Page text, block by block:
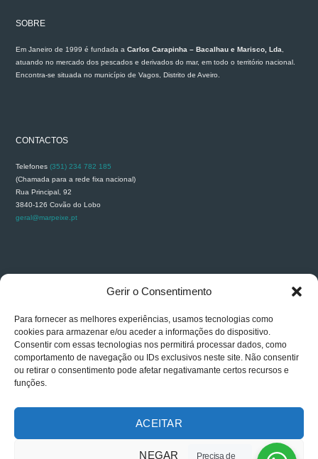
Gerir o Consentimento
Para fornecer as melhores experiências, usamos tecnologias como
cookies para armazenar e/ou aceder a informações do dispositivo.
Consentir com essas tecnologias nos permitirá processar dados, como
comportamento de navegação ou IDs exclusivos neste site. Não consentir
ou retirar o consentimento pode afetar negativamante certos recursos e
funções.
ACEITAR
NEGAR
SOBRE
Em Janeiro de 1999 é fundada aCarlos Carapinha – Bacalhau e Marisco, Lda
atuando no mercado dos pescados e derivados do mar, em todo o território nacional.
Encontra-se situada no município de Vagos, Distrito de Aveiro.
CONTACTOS
Telefones(351) 234 782 185
(Chamada para a rede fixa nacional)
Rua Principal, 92
3840-126 Covão do Lobo
geral@marpeixe.pt
Precisa de